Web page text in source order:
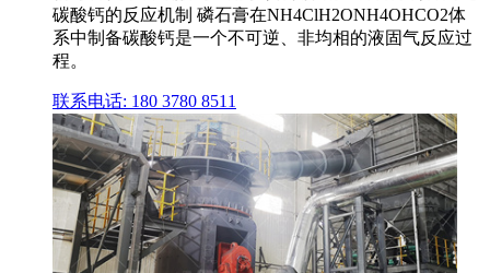
碳酸钙的反应机制 磷石膏在NH4ClH2ONH4OHCO2体
系中制备碳酸钙是一个不可逆、非均相的液固气反应过
程。
联系电话: 180 3780 8511